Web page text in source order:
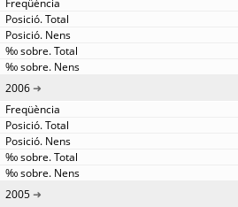
2006
2005